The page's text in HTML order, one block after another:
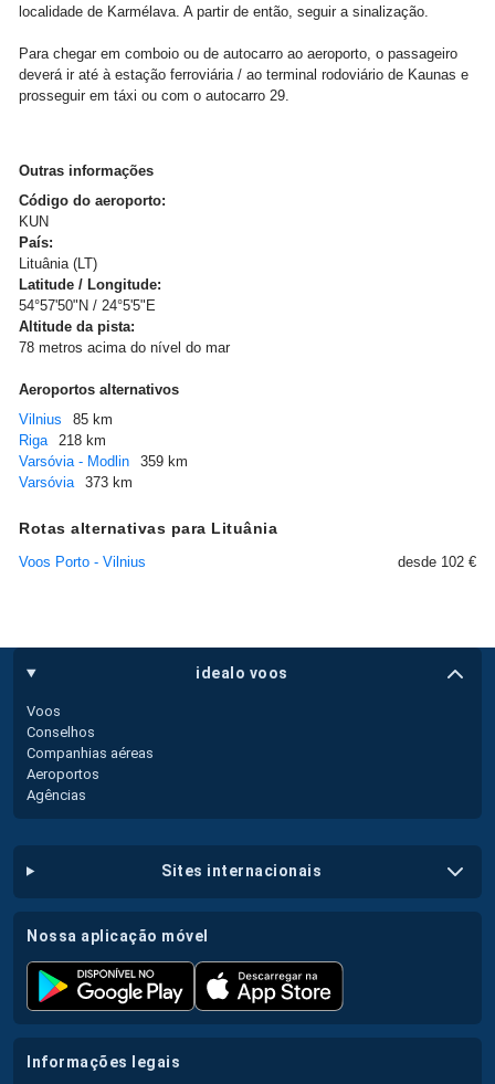
localidade de Karmélava. A partir de então, seguir a sinalização.
Para chegar em comboio ou de autocarro ao aeroporto, o passageiro
deverá ir até à estação ferroviária / ao terminal rodoviário de Kaunas e
prosseguir em táxi ou com o autocarro 29.
Outras informações
Código do aeroporto:
KUN
País:
Lituânia (LT)
Latitude / Longitude:
54°57'50"N / 24°5'5"E
Altitude da pista:
78 metros acima do nível do mar
Aeroportos alternativos
Vilnius
85 km
Riga
218 km
Varsóvia - Modlin
359 km
Varsóvia
373 km
Rotas alternativas para Lituânia
Voos Porto - Vilnius desde 102 €
idealo voos
Voos
Conselhos
Companhias aéreas
Aeroportos
Agências
sites internacionais
nossa aplicação móvel
informações legais